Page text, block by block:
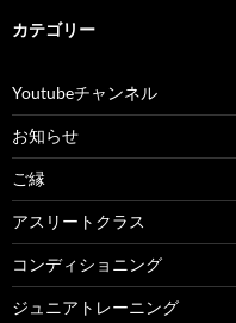
カテゴリー
Youtubeチャンネル
お知らせ
ご縁
アスリートクラス
コンディショニング
ジュニアトレーニング